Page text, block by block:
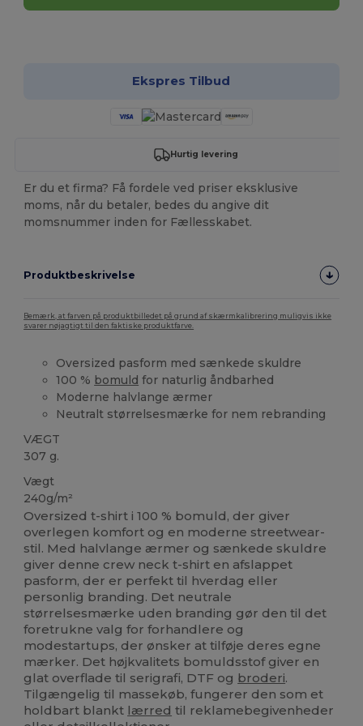
Ekspres Tilbud
Hurtig levering
Er du et firma? Få fordele ved priser eksklusive
moms, når du betaler, bedes du angive dit
momsnummer inden for Fællesskabet.
Produktbeskrivelse
Bemærk, at farven på produktbilledet på grund af skærmkalibrering muligvis ikke
svarer nøjagtigt til den faktiske produktfarve.
Oversized pasform med sænkede skuldre
100 % bomuld for naturlig åndbarhed
Moderne halvlange ærmer
Neutralt størrelsesmærke for nem rebranding
VÆGT
307 g.
Vægt
240g/m²
Oversized t-shirt i 100 % bomuld, der giver
overlegen komfort og en moderne streetwear-
stil. Med halvlange ærmer og sænkede skuldre
giver denne crew neck t-shirt en afslappet
pasform, der er perfekt til hverdag eller
personlig branding. Det neutrale
størrelsesmærke uden branding gør den til det
foretrukne valg for forhandlere og
modestartups, der ønsker at tilføje deres egne
mærker. Det højkvalitets bomuldsstof giver en
glat overflade til serigrafi, DTF og broderi.
Tilgængelig til massekøb, fungerer den som et
holdbart blankt lærred til reklamebegivenheder